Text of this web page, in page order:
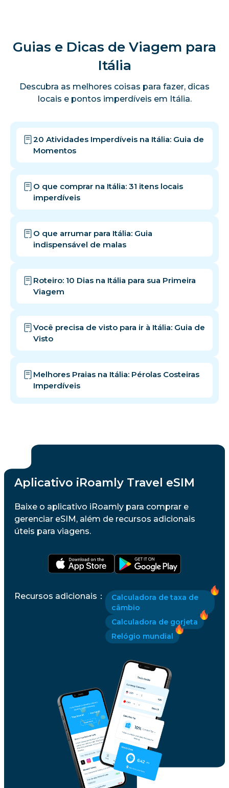
Guias e Dicas de Viagem para
Itália
Descubra as melhores coisas para fazer, dicas
locais e pontos imperdíveis em Itália.
20 Atividades Imperdíveis na Itália: Guia de
Momentos
O que comprar na Itália: 31 itens locais
imperdíveis
O que arrumar para Itália: Guia
indispensável de malas
Roteiro: 10 Dias na Itália para sua Primeira
Viagem
Você precisa de visto para ir à Itália: Guia de
Visto
Melhores Praias na Itália: Pérolas Costeiras
Imperdíveis
Aplicativo iRoamly Travel eSIM
Baixe o aplicativo iRoamly para comprar e
gerenciar eSIM, além de recursos adicionais
úteis para viagens.
Recursos adicionais ：
Calculadora de taxa de
câmbio
Calculadora de gorjeta
Relógio mundial